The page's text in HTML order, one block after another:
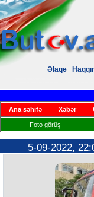
Əlaqə
Ana səhifə Xəbər
Foto görüş
5-09-2022,